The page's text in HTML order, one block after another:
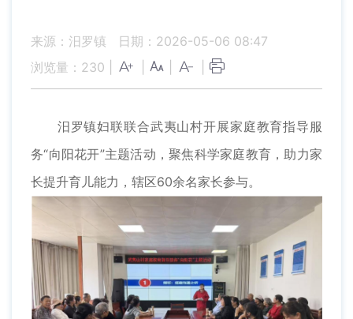
来源：汨罗镇
日期：2026-05-06 08:47
浏览量： 230
汨罗镇妇联联合武夷山村开展家庭教育指导服
务“向阳花开”主题活动，聚焦科学家庭教育，助力家
长提升育儿能力，辖区60余名家长参与。